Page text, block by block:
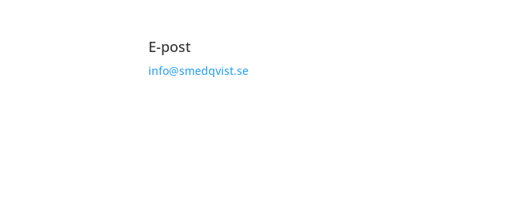
E-post
info@smedqvist.se